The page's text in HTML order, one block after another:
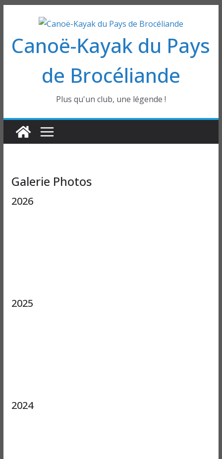
contenu
Canoë-Kayak du Pays
de Brocéliande
Plus qu'un club, une légende !
Galerie Photos
2026
2025
2024